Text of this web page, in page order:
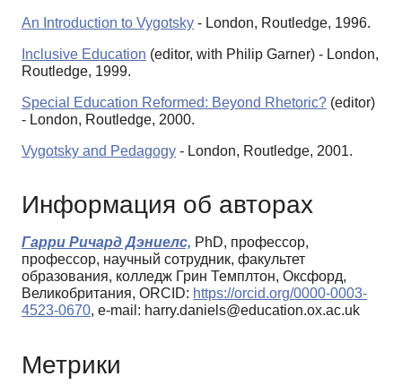
An Introduction to Vygotsky - London, Routledge, 1996.
Inclusive Education (editor, with Philip Garner) - London,
Routledge, 1999.
Special Education Reformed: Beyond Rhetoric? (editor)
- London, Routledge, 2000.
Vygotsky and Pedagogy - London, Routledge, 2001.
Информация об авторах
Гарри Ричард Дэниелс, PhD, профессор,
профессор, научный сотрудник, факультет
образования, колледж Грин Темплтон, Оксфорд,
Великобритания, ORCID: https://orcid.org/0000-0003-
4523-0670, e-mail: harry.daniels@education.ox.ac.uk
Метрики